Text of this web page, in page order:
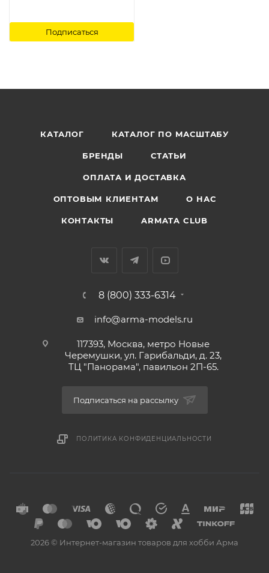
Подписаться
КАТАЛОГ КАТАЛОГ ПО МАСШТАБУ
БРЕНДЫ СТАТЬИ
ОПЛАТА И ДОСТАВКА
ОПТОВЫМ КЛИЕНТАМ О НАС
КОНТАКТЫ ARMATA CLUB
8 (800) 333-6314
info@arma-models.ru
117393, Москва, метро Новые
Черемушки, ул. Гарибальди, д. 23,
ТЦ "Панорама", павильон 2П-65.
Подписаться на рассылку
ПОЛИТИКА КОНФИДЕНЦИАЛЬНОСТИ
2026 © Интернет-магазин товаров для хобби Арма